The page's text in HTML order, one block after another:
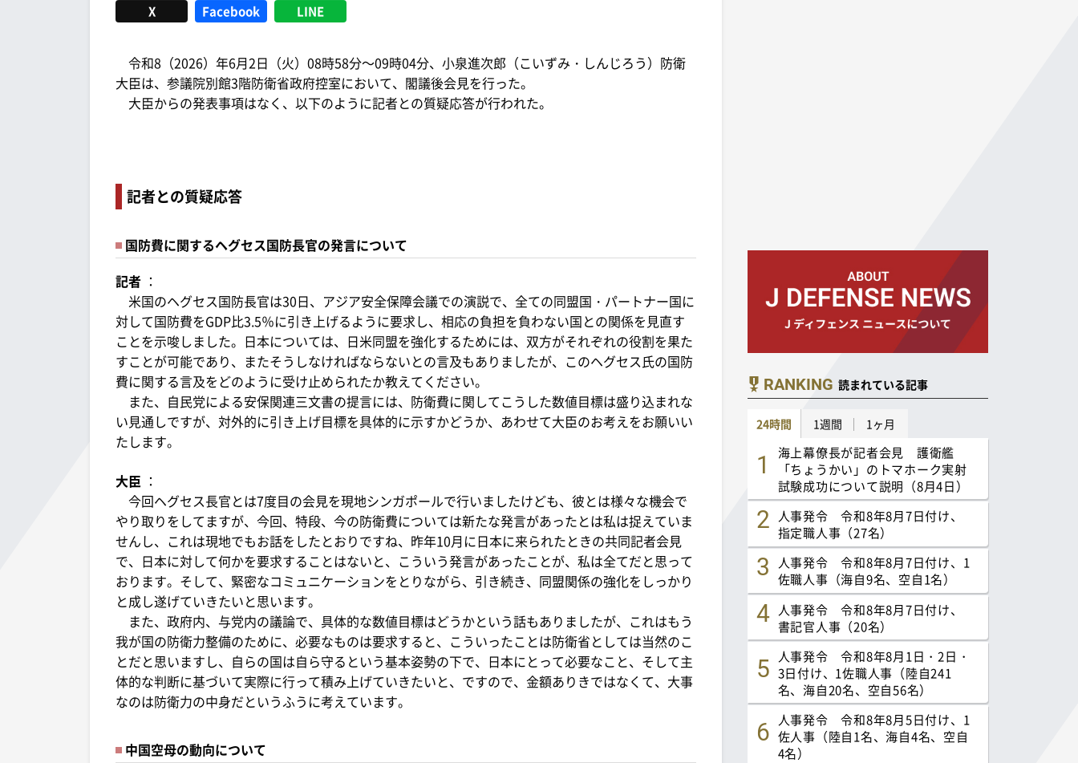
X Facebook LINE
令和8（2026）年6月2日（火）08時58分～09時04分、小泉進次郎（こいずみ・しんじろう）防衛
大臣は、参議院別館3階防衛省政府控室において、閣議後会見を行った。
大臣からの発表事項はなく、以下のように記者との質疑応答が行われた。
記者との質疑応答
国防費に関するヘグセス国防長官の発言について
記者 ：
米国のヘグセス国防長官は30日、アジア安全保障会議での演説で、全ての同盟国・パートナー国に
対して国防費をGDP比3.5％に引き上げるように要求し、相応の負担を負わない国との関係を見直す
ことを示唆しました。日本については、日米同盟を強化するためには、双方がそれぞれの役割を果た
すことが可能であり、またそうしなければならないとの言及もありましたが、このヘグセス氏の国防
費に関する言及をどのように受け止められたか教えてください。
また、自民党による安保関連三文書の提言には、防衛費に関してこうした数値目標は盛り込まれな
い見通しですが、対外的に引き上げ目標を具体的に示すかどうか、あわせて大臣のお考えをお願いい
たします。
大臣 ：
今回ヘグセス長官とは7度目の会見を現地シンガポールで行いましたけども、彼とは様々な機会で
やり取りをしてますが、今回、特段、今の防衛費については新たな発言があったとは私は捉えていま
せんし、これは現地でもお話をしたとおりですね、昨年10月に日本に来られたときの共同記者会見
で、日本に対して何かを要求することはないと、こういう発言があったことが、私は全てだと思って
おります。そして、緊密なコミュニケーションをとりながら、引き続き、同盟関係の強化をしっかり
と成し遂げていきたいと思います。
また、政府内、与党内の議論で、具体的な数値目標はどうかという話もありましたが、これはもう
我が国の防衛力整備のために、必要なものは要求すると、こういったことは防衛省としては当然のこ
とだと思いますし、自らの国は自ら守るという基本姿勢の下で、日本にとって必要なこと、そして主
体的な判断に基づいて実際に行って積み上げていきたいと、ですので、金額ありきではなくて、大事
なのは防衛力の中身だというふうに考えています。
中国空母の動向について
RANKING 読まれている記事
24時間 1週間 1ヶ月
海上幕僚長が記者会見 護衛艦
「ちょうかい」のトマホーク実射
試験成功について説明（8月4日）
人事発令 令和8年8月7日付け、
指定職人事（27名）
人事発令 令和8年8月7日付け、1
佐職人事（海自9名、空自1名）
人事発令 令和8年8月7日付け、
書記官人事（20名）
人事発令 令和8年8月1日・2日・
3日付け、1佐職人事（陸自241
名、海自20名、空自56名）
人事発令 令和8年8月5日付け、1
佐人事（陸自1名、海自4名、空自
4名）